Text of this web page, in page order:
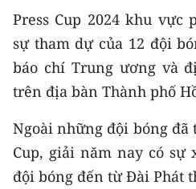
Đông Nam Bộ
Đồng bằng sông Cửu Long
Chuyên trang Hà Nội
Chuyên trang TP. Hồ Chí
CHUYÊN ĐỀ
Press Cup 2024 khu vực
sự tham dự của 12 đội
báo chí Trung ương và
trên địa bàn Thành phố
Ngoài những đội bóng đã
Cup, giải năm nay có sự
đội bóng đến từ Đài Phát